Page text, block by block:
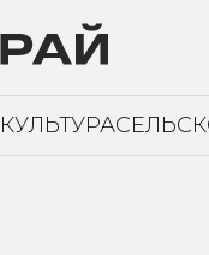
КУЛЬТУРА